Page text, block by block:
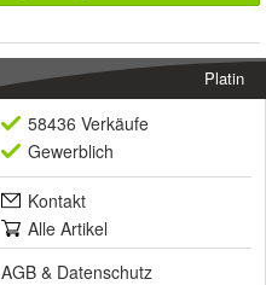
Platin
58436 Verkäufe
Gewerblich
Kontakt
Alle Artikel
AGB & Datenschutz